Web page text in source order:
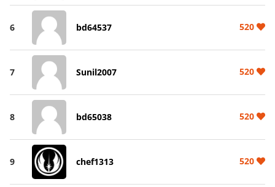
6 bd64537 520
7 Sunil2007 520
8 bd65038 520
9 chef1313 520